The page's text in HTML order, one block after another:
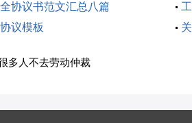
协议书范文汇总八篇
议模板
多人不去劳动仲裁